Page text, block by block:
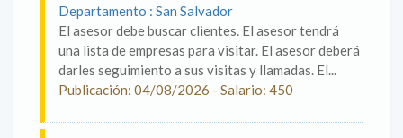
Departamento : San Salvador
El asesor debe buscar clientes. El asesor tendrá
una lista de empresas para visitar. El asesor deberá
darles seguimiento a sus visitas y llamadas. El...
Publicación: 04/08/2026 - Salario: 450